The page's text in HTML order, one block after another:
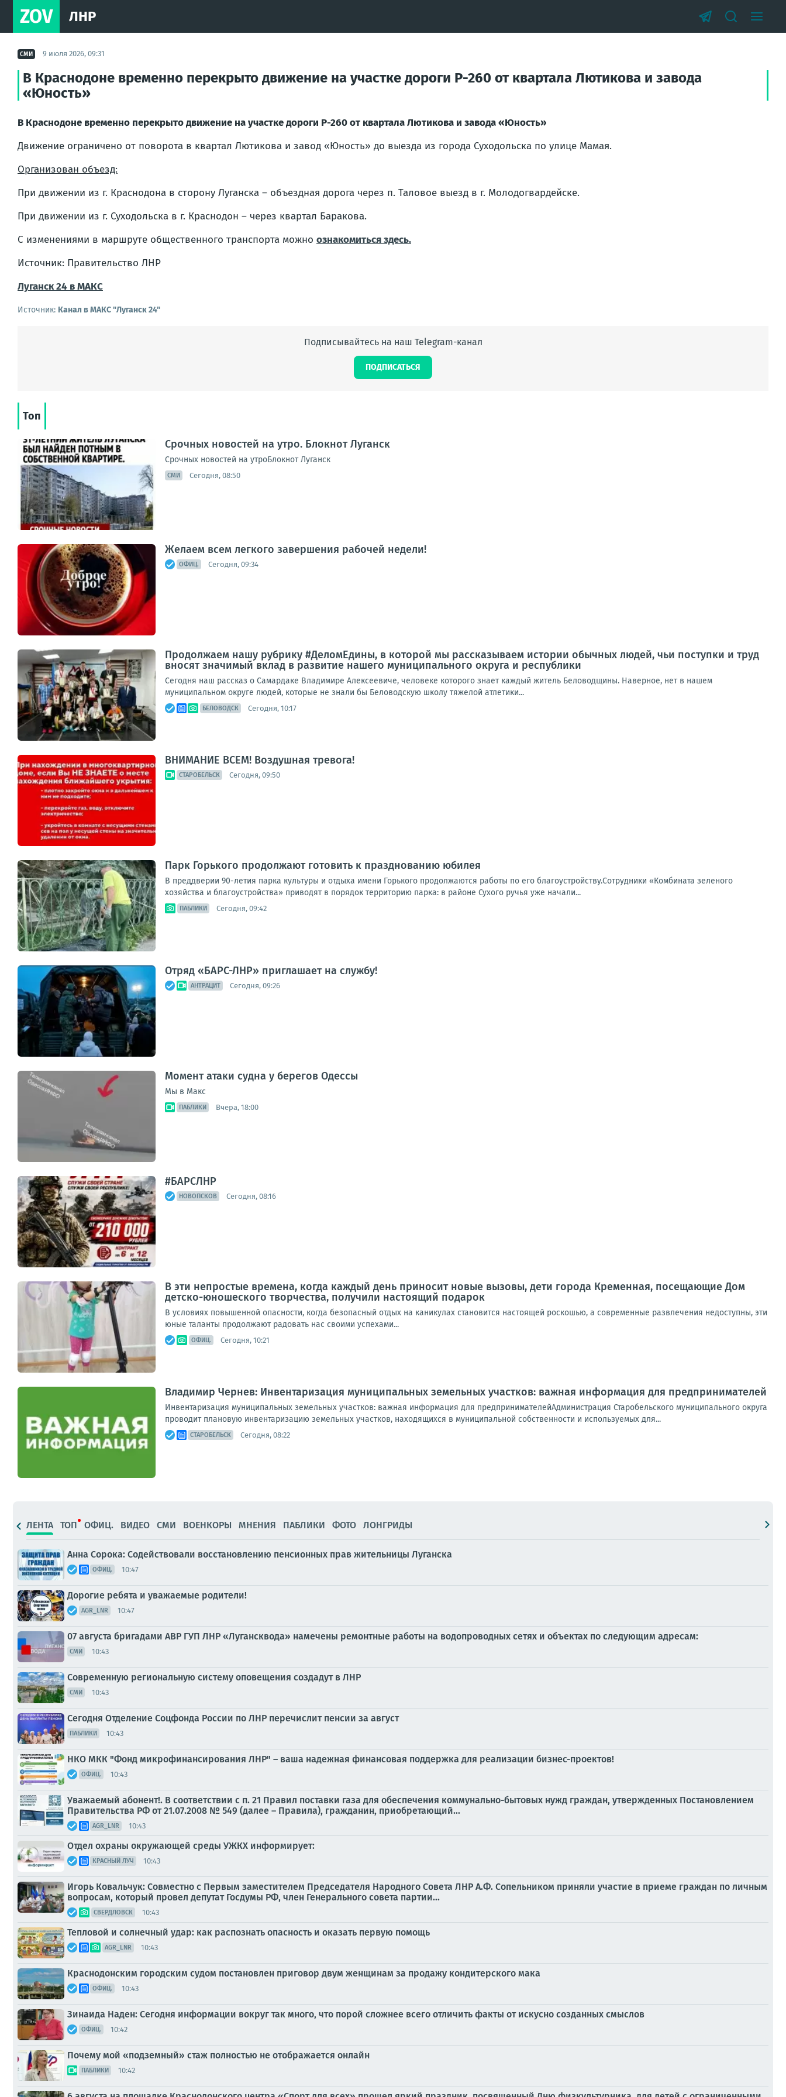
ZOV ЛНР
СМИ 9 июля 2026, 09:31
В Краснодоне временно перекрыто движение на участке дороги Р-260 от квартала Лютикова и завода
«Юность»
В Краснодоне временно перекрыто движение на участке дороги Р-260 от квартала Лютикова и завода «Юность»
Движение ограничено от поворота в квартал Лютикова и завод «Юность» до выезда из города Суходольска по улице Мамая.
Организован объезд:
При движении из г. Краснодона в сторону Луганска – объездная дорога через п. Таловое выезд в г. Молодогвардейске.
При движении из г. Суходольска в г. Краснодон – через квартал Баракова.
С изменениями в маршруте общественного транспорта можно ознакомиться здесь.
Источник: Правительство ЛНР
Луганск 24 в МАКС
Источник: Канал в МАКС "Луганск 24"
Подписывайтесь на наш Telegram-канал
ПОДПИСАТЬСЯ
Топ
Срочных новостей на утро. Блокнот Луганск
Срочных новостей на утроБлокнот Луганск
СМИ Сегодня, 08:50
Желаем всем легкого завершения рабочей недели!
ОФИЦ. Сегодня, 09:34
Продолжаем нашу рубрику #ДеломЕдины, в которой мы рассказываем истории обычных людей, чьи поступки и труд
вносят значимый вклад в развитие нашего муниципального округа и республики
Сегодня наш рассказ о Самардаке Владимире Алексеевиче, человеке которого знает каждый житель Беловодщины. Наверное, нет в нашем
муниципальном округе людей, которые не знали бы Беловодскую школу тяжелой атлетики...
БЕЛОВОДСК Сегодня, 10:17
ВНИМАНИЕ ВСЕМ! Воздушная тревога!
СТАРОБЕЛЬСК Сегодня, 09:50
Парк Горького продолжают готовить к празднованию юбилея
В преддверии 90-летия парка культуры и отдыха имени Горького продолжаются работы по его благоустройству.Сотрудники «Комбината зеленого
хозяйства и благоустройства» приводят в порядок территорию парка: в районе Сухого ручья уже начали...
ПАБЛИКИ Сегодня, 09:42
Отряд «БАРС-ЛНР» приглашает на службу!
АНТРАЦИТ Сегодня, 09:26
Момент атаки судна у берегов Одессы
Мы в Макс
ПАБЛИКИ Вчера, 18:00
#БАРСЛНР
НОВОПСКОВ Сегодня, 08:16
В эти непростые времена, когда каждый день приносит новые вызовы, дети города Кременная, посещающие Дом
детско-юношеского творчества, получили настоящий подарок
В условиях повышенной опасности, когда безопасный отдых на каникулах становится настоящей роскошью, а современные развлечения недоступны, эти
юные таланты продолжают радовать нас своими успехами...
ОФИЦ. Сегодня, 10:21
Владимир Чернев: Инвентаризация муниципальных земельных участков: важная информация для предпринимателей
Инвентаризация муниципальных земельных участков: важная информация для предпринимателейАдминистрация Старобельского муниципального округа
проводит плановую инвентаризацию земельных участков, находящихся в муниципальной собственности и используемых для...
СТАРОБЕЛЬСК Сегодня, 08:22
ЛЕНТА ТОП ОФИЦ. ВИДЕО СМИ ВОЕНКОРЫ МНЕНИЯ ПАБЛИКИ ФОТО ЛОНГРИДЫ
Анна Сорока: Содействовали восстановлению пенсионных прав жительницы Луганска
ОФИЦ. 10:47
Дорогие ребята и уважаемые родители!
AGR_LNR 10:47
07 августа бригадами АВР ГУП ЛНР «Лугансквода» намечены ремонтные работы на водопроводных сетях и объектах по следующим адресам:
СМИ 10:43
Современную региональную систему оповещения создадут в ЛНР
СМИ 10:43
Сегодня Отделение Соцфонда России по ЛНР перечислит пенсии за август
ПАБЛИКИ 10:43
НКО МКК "Фонд микрофинансирования ЛНР" – ваша надежная финансовая поддержка для реализации бизнес-проектов!
ОФИЦ. 10:43
Уважаемый абонент!. В соответствии с п. 21 Правил поставки газа для обеспечения коммунально-бытовых нужд граждан, утвержденных Постановлением
Правительства РФ от 21.07.2008 № 549 (далее – Правила), гражданин, приобретающий...
AGR_LNR 10:43
Отдел охраны окружающей среды УЖКХ информирует:
КРАСНЫЙ ЛУЧ 10:43
Игорь Ковальчук: Совместно с Первым заместителем Председателя Народного Совета ЛНР А.Ф. Сопельником приняли участие в приеме граждан по личным
вопросам, который провел депутат Госдумы РФ, член Генерального совета партии...
СВЕРДЛОВСК 10:43
Тепловой и солнечный удар: как распознать опасность и оказать первую помощь
AGR_LNR 10:43
Краснодонским городским судом постановлен приговор двум женщинам за продажу кондитерского мака
ОФИЦ. 10:43
Зинаида Наден: Сегодня информации вокруг так много, что порой сложнее всего отличить факты от искусно созданных смыслов
ОФИЦ. 10:42
Почему мой «подземный» стаж полностью не отображается онлайн
ПАБЛИКИ 10:42